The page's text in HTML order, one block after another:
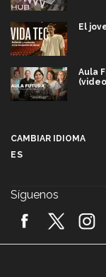
El
Aula
2026!
CAMBIAR IDIOMA
ES
Síguenos